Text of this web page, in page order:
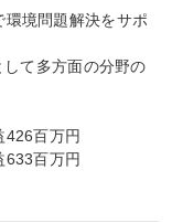
環境問題解決をサポ
して多方面の分野の
百万円
百万円